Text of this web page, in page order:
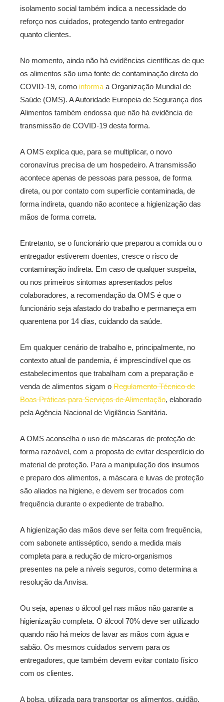
isolamento social também indica a necessidade do
reforço nos cuidados, protegendo tanto entregador
quanto clientes.
No momento, ainda não há evidências científicas de que
os alimentos são uma fonte de contaminação direta do
COVID-19, como informa a Organização Mundial de
Saúde (OMS). A Autoridade Europeia de Segurança dos
Alimentos também endossa que não há evidência de
transmissão de COVID-19 desta forma.
A OMS explica que, para se multiplicar, o novo
coronavírus precisa de um hospedeiro. A transmissão
acontece apenas de pessoas para pessoa, de forma
direta, ou por contato com superfície contaminada, de
forma indireta, quando não acontece a higienização das
mãos de forma correta.
Entretanto, se o funcionário que preparou a comida ou o
entregador estiverem doentes, cresce o risco de
contaminação indireta. Em caso de qualquer suspeita,
ou nos primeiros sintomas apresentados pelos
colaboradores, a recomendação da OMS é que o
funcionário seja afastado do trabalho e permaneça em
quarentena por 14 dias, cuidando da saúde.
Em qualquer cenário de trabalho e, principalmente, no
contexto atual de pandemia, é imprescindível que os
estabelecimentos que trabalham com a preparação e
venda de alimentos sigam o Regulamento Técnico de
Boas Práticas para Serviços de Alimentação, elaborado
pela Agência Nacional de Vigilância Sanitária.
A OMS aconselha o uso de máscaras de proteção de
forma razoável, com a proposta de evitar desperdício do
material de proteção. Para a manipulação dos insumos
e preparo dos alimentos, a máscara e luvas de proteção
são aliados na higiene, e devem ser trocados com
frequência durante o expediente de trabalho.
A higienização das mãos deve ser feita com frequência,
com sabonete antisséptico, sendo a medida mais
completa para a redução de micro-organismos
presentes na pele a níveis seguros, como determina a
resolução da Anvisa.
Ou seja, apenas o álcool gel nas mãos não garante a
higienização completa. O álcool 70% deve ser utilizado
quando não há meios de lavar as mãos com água e
sabão. Os mesmos cuidados servem para os
entregadores, que também devem evitar contato físico
com os clientes.
A bolsa, utilizada para transportar os alimentos, guidão,